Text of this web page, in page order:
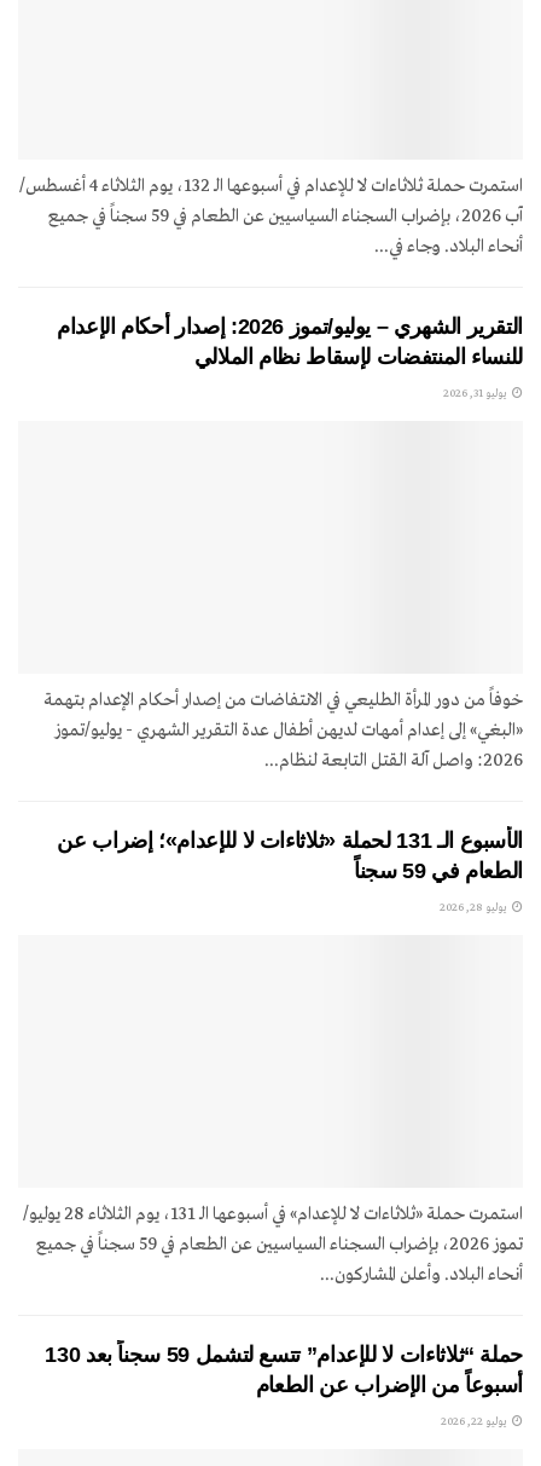
استمرت حملة ثلاثاءات لا للإعدام في أسبوعها الـ 132، يوم الثلاثاء 4 أغسطس/
آب 2026، بإضراب السجناء السياسيين عن الطعام في 59 سجناً في جميع
أنحاء البلاد. وجاء في...
التقرير الشهري – يوليو/تموز 2026: إصدار أحكام الإعدام
للنساء المنتفضات لإسقاط نظام الملالي
يوليو 31, 2026
خوفاً من دور المرأة الطليعي في الانتفاضات من إصدار أحكام الإعدام بتهمة
«البغي» إلى إعدام أمهات لديهن أطفال عدة التقرير الشهري - يوليو/تموز
2026: واصل آلة القتل التابعة لنظام...
الأسبوع الـ 131 لحملة «ثلاثاءات لا للإعدام»؛ إضراب عن
الطعام في 59 سجناً
يوليو 28, 2026
استمرت حملة «ثلاثاءات لا للإعدام» في أسبوعها الـ 131، يوم الثلاثاء 28 يوليو/
تموز 2026، بإضراب السجناء السياسيين عن الطعام في 59 سجناً في جميع
أنحاء البلاد. وأعلن المشاركون...
حملة “ثلاثاءات لا للإعدام” تتسع لتشمل 59 سجناً بعد 130
أسبوعاً من الإضراب عن الطعام
يوليو 22, 2026